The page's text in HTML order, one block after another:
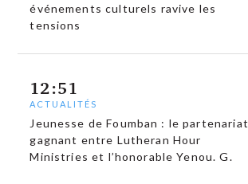
événements culturels ravive les
tensions
12:51
ACTUALITÉS
Jeunesse de Foumban : le partenariat
gagnant entre Lutheran Hour
Ministries et l’honorable Yenou. G.